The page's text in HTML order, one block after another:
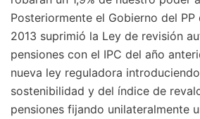
Posteriormente el Gobierno del
2013 suprimió la Ley de revisión
pensiones con el IPC del año
nueva ley reguladora
sostenibilidad y del índice de
pensiones fijando unilateralmente